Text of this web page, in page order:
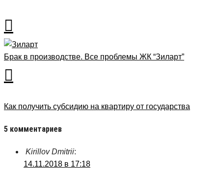
Брак в производстве. Все проблемы ЖК “Зиларт”
Как получить субсидию на квартиру от государства
5 комментариев
Kirillov Dmitrii:
14.11.2018 в 17:18